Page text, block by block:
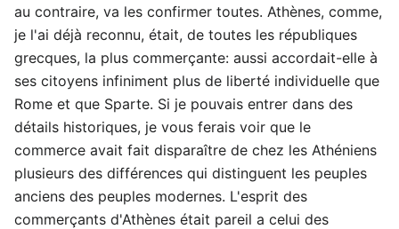
au contraire, va les confirmer toutes. Athènes, comme,
je l'ai déjà reconnu, était, de toutes les républiques
grecques, la plus commerçante: aussi accordait-elle à
ses citoyens infiniment plus de liberté individuelle que
Rome et que Sparte. Si je pouvais entrer dans des
détails historiques, je vous ferais voir que le
commerce avait fait disparaître de chez les Athéniens
plusieurs des différences qui distinguent les peuples
anciens des peuples modernes. L'esprit des
commerçants d'Athènes était pareil a celui des